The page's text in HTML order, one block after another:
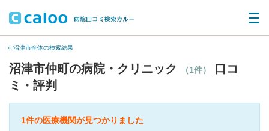
« 沼津市全体の検索結果
沼津市仲町の病院・クリニック （1件）
口コ
ミ・評判
1件の医療機関が見つかりました